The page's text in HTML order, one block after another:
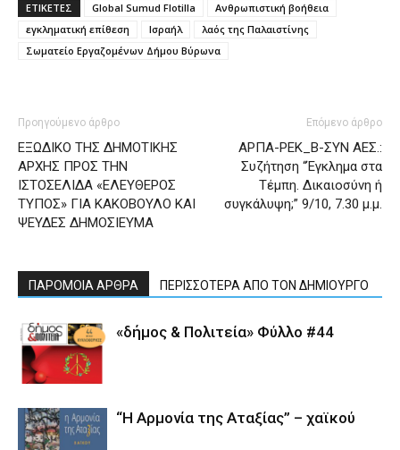
ΕΤΙΚΕΤΕΣ Global Sumud Flotilla
Ανθρωπιστική βοήθεια
εγκληματική επίθεση
Ισραήλ
λαός της Παλαιστίνης
Σωματείο Εργαζομένων Δήμου Βύρωνα
Προηγούμενο άρθρο
ΕΞΩΔΙΚΟ ΤΗΣ ΔΗΜΟΤΙΚΗΣ
ΑΡΧΗΣ ΠΡΟΣ ΤΗΝ
ΙΣΤΟΣΕΛΙΔΑ «ΕΛΕΥΘΕΡΟΣ
ΤΥΠΟΣ» ΓΙΑ ΚΑΚΟΒΟΥΛΟ ΚΑΙ
ΨΕΥΔΕΣ ΔΗΜΟΣΙΕΥΜΑ
Επόμενο άρθρο
ΑΡΠΑ-ΡΕΚ_Β-ΣΥΝ ΑΕΣ.:
Συζήτηση “Έγκλημα στα
Τέμπη. Δικαιοσύνη ή
συγκάλυψη;” 9/10, 7.30 μ.μ.
ΠΑΡΟΜΟΙΑ ΑΡΘΡΑ ΠΕΡΙΣΣΟΤΕΡΑ ΑΠΟ ΤΟΝ ΔΗΜΙΟΥΡΓΟ
«δήμος & Πολιτεία» Φύλλο #44
“Η Αρμονία της Αταξίας” – χαϊκού